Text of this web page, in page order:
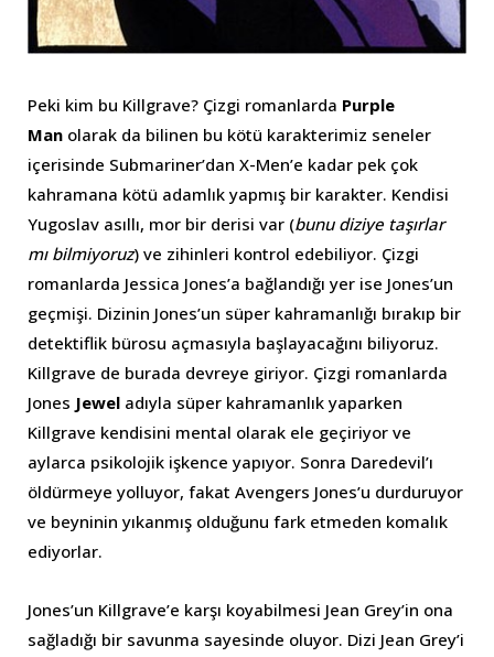
Peki kim bu Killgrave? Çizgi romanlarda Purple
Man olarak da bilinen bu kötü karakterimiz seneler
içerisinde Submariner’dan X-Men’e kadar pek çok
kahramana kötü adamlık yapmış bir karakter. Kendisi
Yugoslav asıllı, mor bir derisi var (bunu diziye taşırlar
mı bilmiyoruz) ve zihinleri kontrol edebiliyor. Çizgi
romanlarda Jessica Jones’a bağlandığı yer ise Jones’un
geçmişi. Dizinin Jones’un süper kahramanlığı bırakıp bir
detektiflik bürosu açmasıyla başlayacağını biliyoruz.
Killgrave de burada devreye giriyor. Çizgi romanlarda
Jones Jewel adıyla süper kahramanlık yaparken
Killgrave kendisini mental olarak ele geçiriyor ve
aylarca psikolojik işkence yapıyor. Sonra Daredevil’ı
öldürmeye yolluyor, fakat Avengers Jones’u durduruyor
ve beyninin yıkanmış olduğunu fark etmeden komalık
ediyorlar.
Jones’un Killgrave’e karşı koyabilmesi Jean Grey’in ona
sağladığı bir savunma sayesinde oluyor. Dizi Jean Grey’i